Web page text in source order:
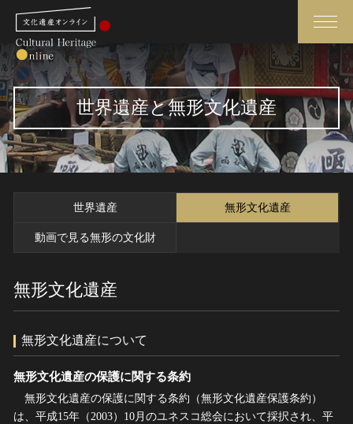
さらに詳細検索
トップ
カテゴリで見る
世界遺産と無形文化遺産
全国の美術館・博物館
無形文化遺産
今月のみどころ
関連サイトリンク
世界遺産と無形文化遺産
世界遺産 無形文化遺産
動画で見る無形の文化財
無形文化遺産
無形文化遺産について
無形文化遺産の保護に関する条約
無形文化遺産の保護に関する条約（無形文化遺産保護条約）
は、平成15年（2003）10月のユネスコ総会において採択され、平